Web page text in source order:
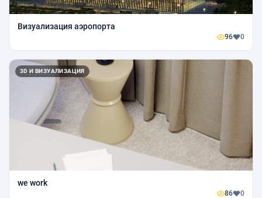
Визуализация аэропорта
96 0
3D И ВИЗУАЛИЗАЦИЯ
we work
86 0